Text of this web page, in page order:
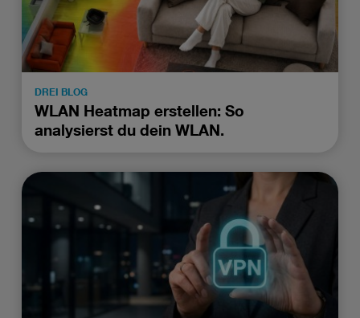
DREI BLOG
WLAN Heatmap erstellen: So
analysierst du dein WLAN.